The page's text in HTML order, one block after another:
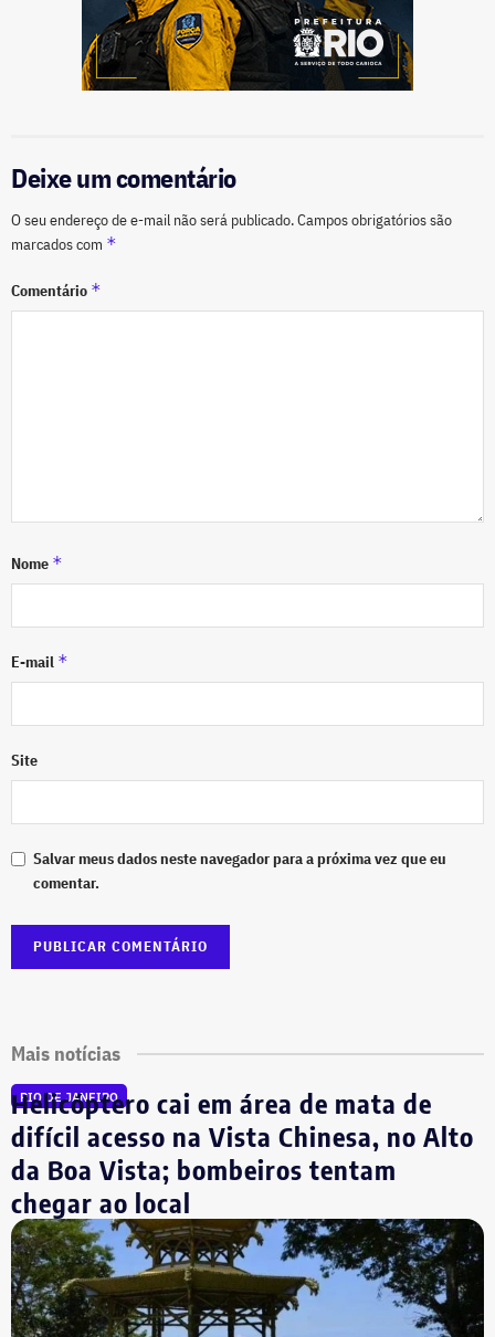
Deixe um comentário
O seu endereço de e-mail não será publicado.Campos obrigatórios são
marcados com *
Comentário *
Nome *
E-mail *
Site
Salvar meus dados neste navegador para a próxima vez que eu
comentar.
Mais notícias
RIO DE JANEIRO
Helicóptero cai em área de mata de
difícil acesso na Vista Chinesa, no Alto
da Boa Vista; bombeiros tentam
chegar ao local